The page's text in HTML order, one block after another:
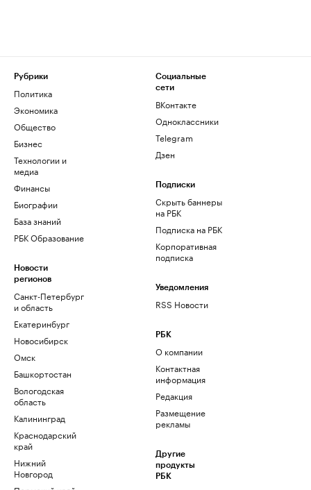
Рубрики
Политика
Экономика
Общество
Бизнес
Технологии и
медиа
Финансы
Биографии
База знаний
РБК Образование
Новости
регионов
Санкт-Петербург
и область
Екатеринбург
Новосибирск
Омск
Башкортостан
Вологодская
область
Калининград
Краснодарский
край
Нижний
Новгород
Социальные
сети
ВКонтакте
Одноклассники
Telegram
Дзен
Подписки
Скрыть баннеры
на РБК
Подписка на РБК
Корпоративная
подписка
Уведомления
RSS Новости
РБК
О компании
Контактная
информация
Редакция
Размещение
рекламы
Другие
продукты
РБК